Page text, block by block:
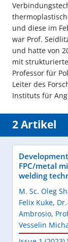
und diese im
war Prof.
und hatte von
mit
Professor für
Leiter des
Instituts für
2 Artikel
FPC/metal
welding
M. Sc. Oleg
Felix Kuke,
Ambrosio,
Vesselin